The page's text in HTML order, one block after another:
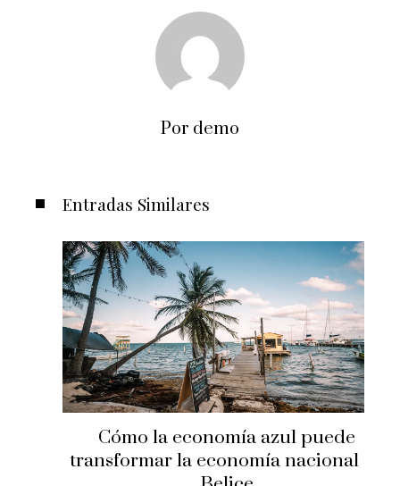
Por demo
Entradas Similares
Cómo la economía azul puede
transformar la economía nacional de